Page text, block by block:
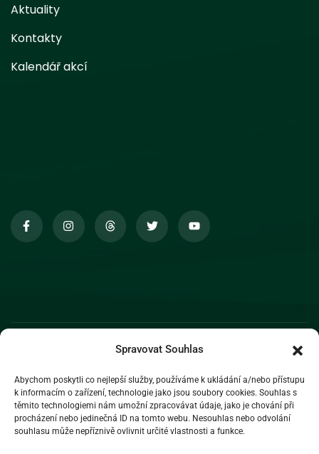
Spravovat Souhlas
Abychom poskytli co nejlepší služby, používáme k ukládání a/nebo přístupu
k informacím o zařízení, technologie jako jsou soubory cookies. Souhlas s
těmito technologiemi nám umožní zpracovávat údaje, jako je chování při
procházení nebo jedinečná ID na tomto webu. Nesouhlas nebo odvolání
souhlasu může nepříznivě ovlivnit určité vlastnosti a funkce.
Aktuality
Kontakty
Kalendář akcí